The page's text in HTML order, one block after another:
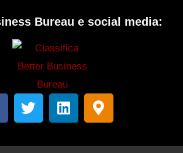
Bureau e social media:
T
w
t
L
i
k
M
a
p